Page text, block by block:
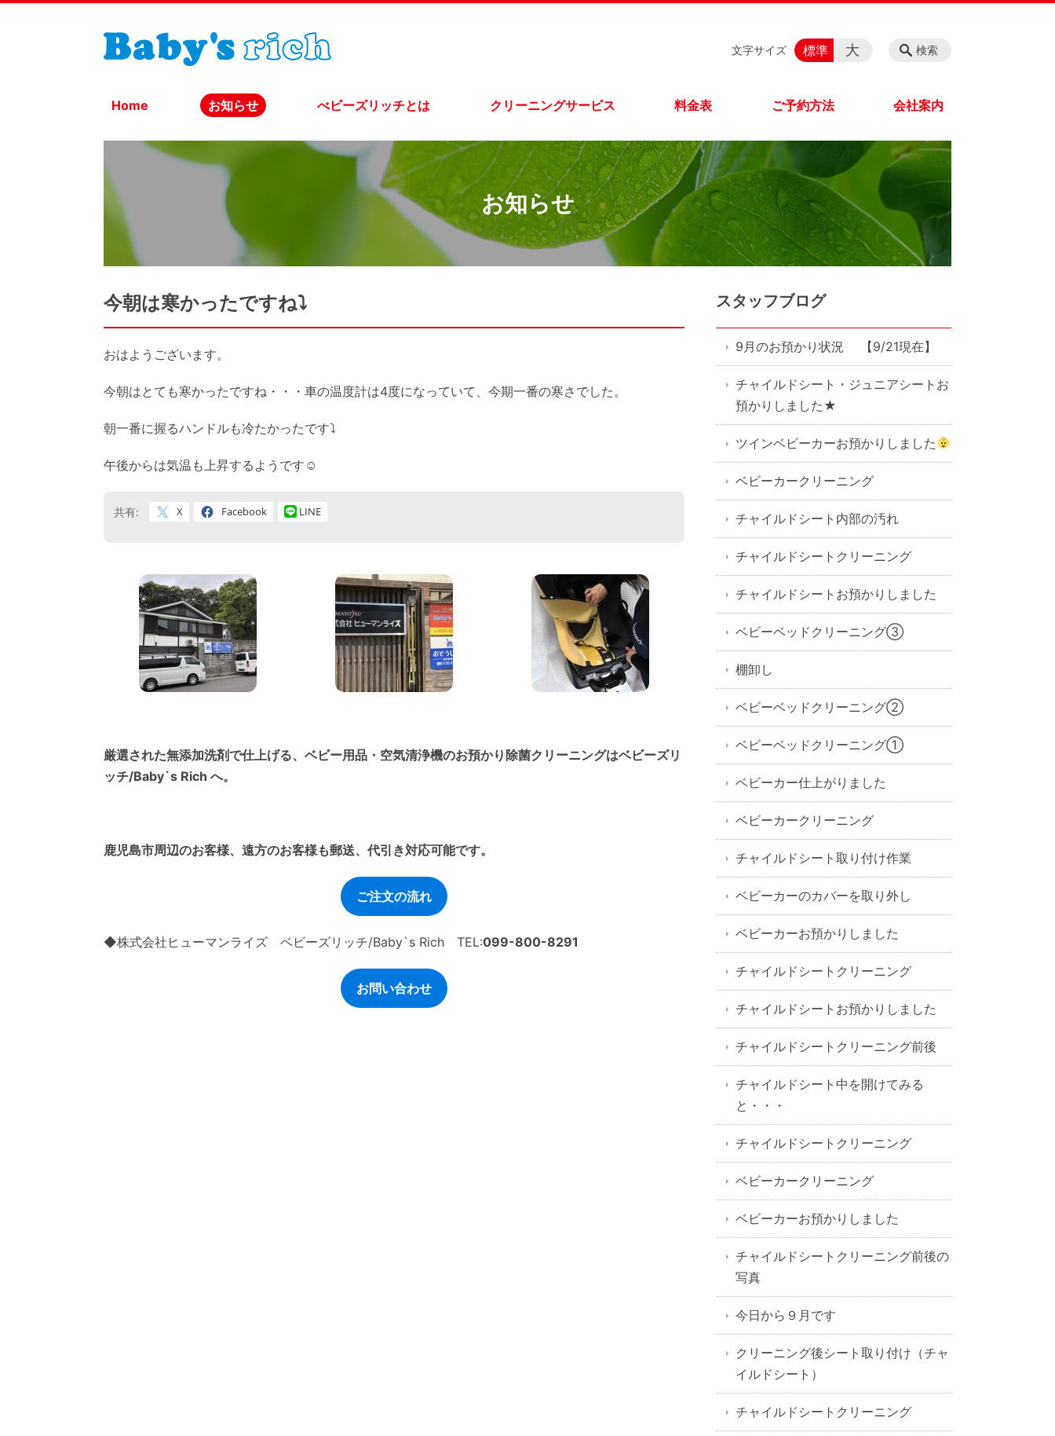
Home お知らせ べビーズリッチとは クリーニングサービス 料金表 ご予約方法 会社案内
検索
文字サイズ 標準 大
お知らせ
今朝は寒かったですね⤵
おはようございます。
今朝はとても寒かったですね・・・車の温度計は4度になっていて、今期一番の寒さでした。
朝一番に握るハンドルも冷たかったです⤵
午後からは気温も上昇するようです☺
共有: X Facebook LINE
厳選された無添加洗剤で仕上げる、ベビー用品・空気清浄機のお預かり除菌クリーニングはベビーズリ
ッチ/Baby`s Rich へ。
鹿児島市周辺のお客様、遠方のお客様も郵送、代引き対応可能です。
ご注文の流れ
◆株式会社ヒューマンライズ ベビーズリッチ/Baby`s Rich TEL:099-800-8291
お問い合わせ
スタッフブログ
9月のお預かり状況 【9/21現在】
チャイルドシート・ジュニアシートお
預かりしました★
ツインベビーカーお預かりしました
ベビーカークリーニング
チャイルドシート内部の汚れ
チャイルドシートクリーニング
チャイルドシートお預かりしました
ベビーベッドクリーニング③
棚卸し
ベビーベッドクリーニング②
ベビーベッドクリーニング①
ベビーカー仕上がりました
ベビーカークリーニング
チャイルドシート取り付け作業
ベビーカーのカバーを取り外し
ベビーカーお預かりしました
チャイルドシートクリーニング
チャイルドシートお預かりしました
チャイルドシートクリーニング前後
チャイルドシート中を開けてみる
と・・・
チャイルドシートクリーニング
ベビーカークリーニング
ベビーカーお預かりしました
チャイルドシートクリーニング前後の
写真
今日から９月です
クリーニング後シート取り付け（チャ
イルドシート）
チャイルドシートクリーニング